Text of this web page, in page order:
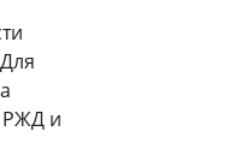
отрасли Узбекистана и
РЖД и